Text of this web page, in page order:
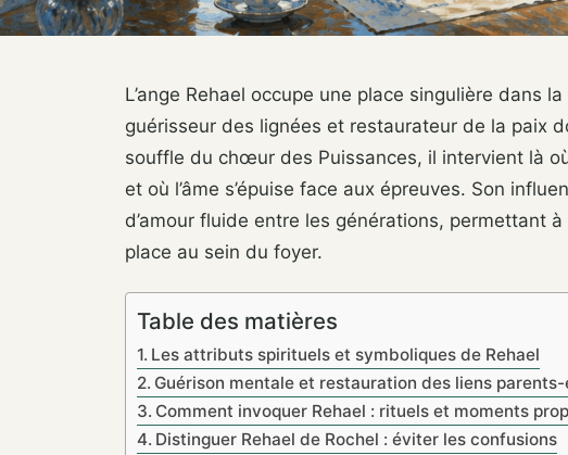
L’ange Rehael occupe une place singulière dans
guérisseur des lignées et restaurateur de la paix
souffle du chœur des Puissances, il intervient là
et où l’âme s’épuise face aux épreuves. Son
d’amour fluide entre les générations, permettant
place au sein du foyer.
Table des matières
Les attributs spirituels et symboliques de Rehael
Guérison mentale et restauration des liens
Comment invoquer Rehael : rituels et moments
Distinguer Rehael de Rochel : éviter les confusions